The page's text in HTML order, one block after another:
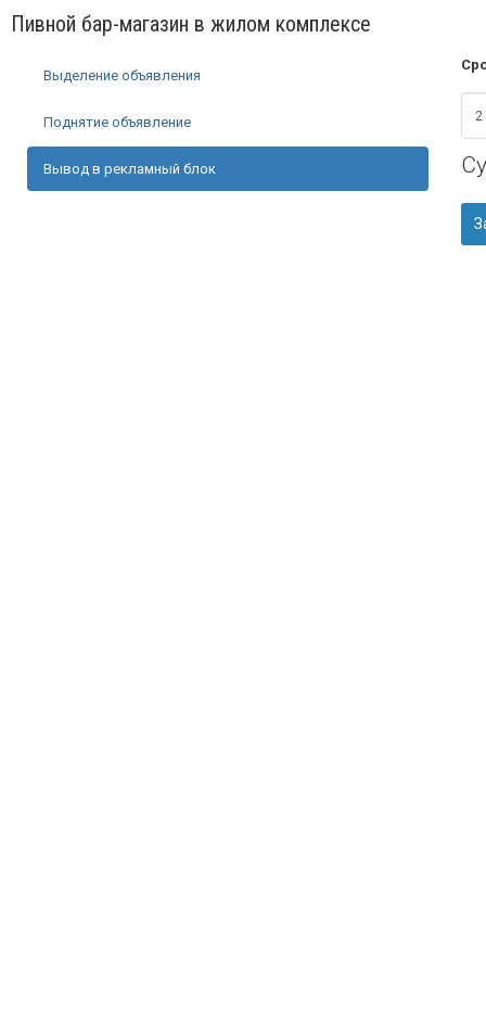
Пивной бар-магазин в жилом комплексе
Выделение объявления
Поднятие объявление
Вывод в рекламный блок